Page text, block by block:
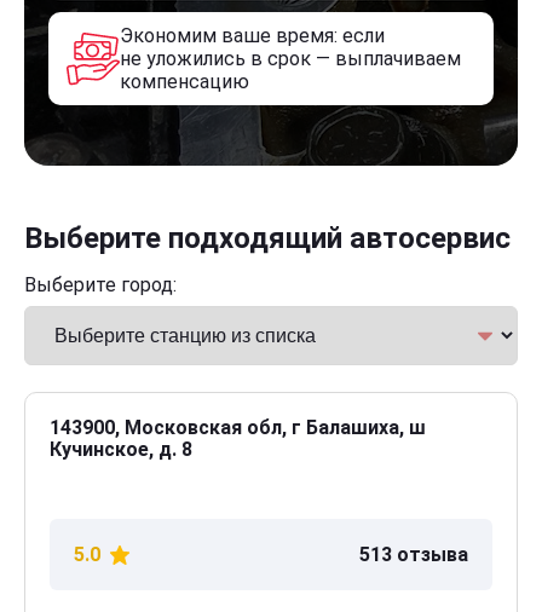
Экономим ваше время: если
не уложились в срок — выплачиваем
компенсацию
Выберите подходящий автосервис
Выберите город:
143900, Московская обл, г Балашиха, ш
Кучинское, д. 8
5.0 513 отзыва